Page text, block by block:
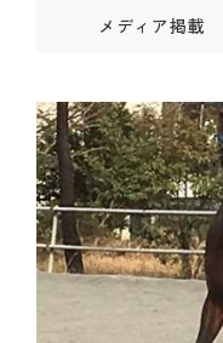
メディア掲載